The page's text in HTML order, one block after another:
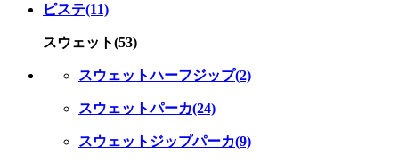
ピステ(11)
スウェット(53)
スウェットハーフジップ(2)
スウェットパーカ(24)
スウェットジップパーカ(9)